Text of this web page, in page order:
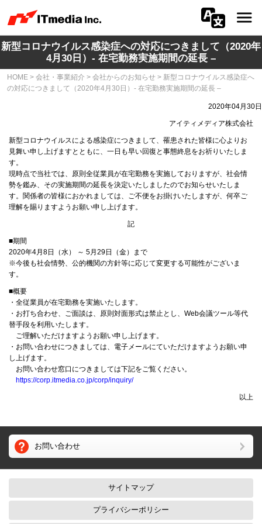
会社情報
ニュース
サステナビリティ
プライバシー
採用
広告サービス
新型コロナウイルス感染症への対応につきまして（2020年
4月30日）- 在宅勤務実施期間の延長 –
HOME > 会社・事業紹介 > 会社からのお知らせ > 新型コロナウイルス感染症へ
の対応につきまして（2020年4月30日）- 在宅勤務実施期間の延長 –
2020年04月30日
アイティメディア株式会社
新型コロナウイルスによる感染症につきまして、罹患された皆様に心よりお
見舞い申し上げますとともに、一日も早い回復と事態終息をお祈りいたしま
す。
現時点で当社では、原則全従業員が在宅勤務を実施しておりますが、社会情
勢を鑑み、その実施期間の延長を決定いたしましたのでお知らせいたしま
す。関係者の皆様におかれましては、ご不便をお掛けいたしますが、何卒ご
理解を賜りますようお願い申し上げます。
記
■期間
2020年4月8日（水） ～ 5月29日（金）まで
※今後も社会情勢、公的機関の方針等に応じて変更する可能性がございま
す。
■概要
・全従業員が在宅勤務を実施いたします。
・お打ち合わせ、ご面談は、原則対面形式は禁止とし、Web会議ツール等代
替手段を利用いたします。
ご理解いただけますようお願い申し上げます。
・お問い合わせにつきましては、電子メールにていただけますようお願い申
し上げます。
お問い合わせ窓口につきましては下記をご覧ください。
https://corp.itmedia.co.jp/corp/inquiry/
以上
お問い合わせ
サイトマップ
プライバシーポリシー